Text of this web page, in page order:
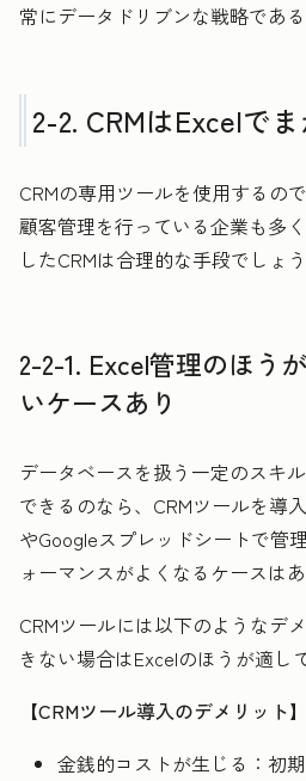
常にデータドリブンな戦略であ
2-2. CRMはExcelで
CRMの専用ツールを使用するの
顧客管理を行っている企業も多
したCRMは合理的な手段でしょ
2-2-1. Excel管理のほう
いケースあり
データベースを扱う一定のスキ
できるのなら、CRMツールを導
やGoogleスプレッドシートで管
ォーマンスがよくなるケースはあ
CRMツールには以下のようなデ
きない場合はExcelのほうが適し
【CRMツール導入のデメリット】
金銭的コストが生じる：初